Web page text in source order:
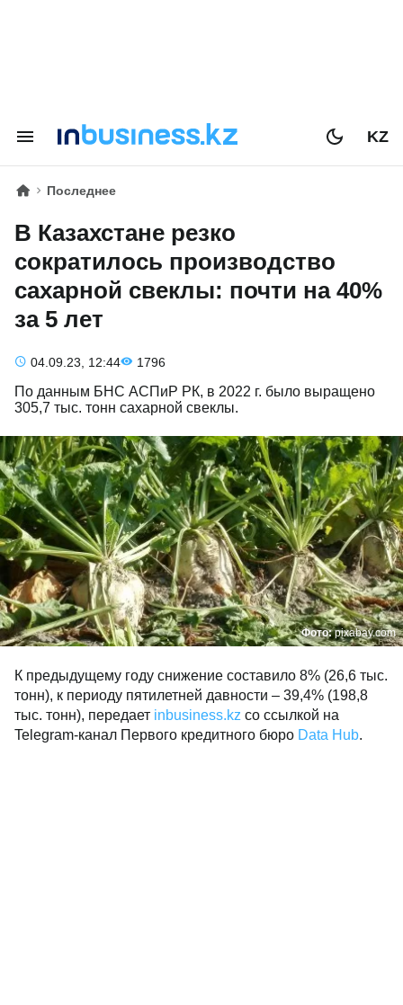
KZ
Последнее
В Казахстане резко
сократилось производство
сахарной свеклы: почти на 40%
за 5 лет
04.09.23, 12:44 1796
По данным БНС АСПиР РК, в 2022 г. было выращено
305,7 тыс. тонн сахарной свеклы.
Фото:pixabay.com
К предыдущему году снижение составило 8% (26,6 тыс.
тонн), к периоду пятилетней давности – 39,4% (198,8
тыс. тонн), передает inbusiness.kz со ссылкой на
Telegram-канал Первого кредитного бюро Data Hub.